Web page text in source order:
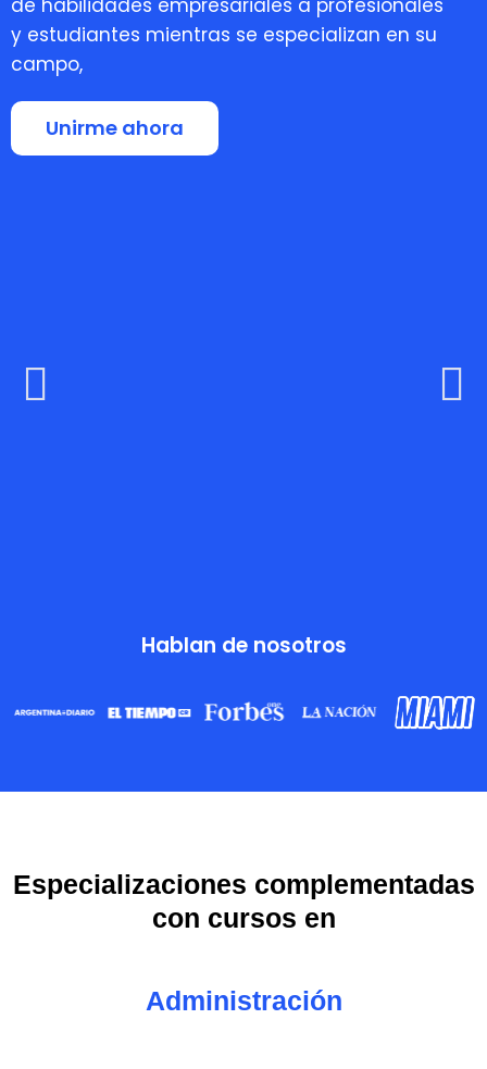
de habilidades empresariales a profesionales
y estudiantes mientras se especializan en su
campo,
Unirme ahora
Hablan de nosotros
Especializaciones complementadas
con cursos en
Administración